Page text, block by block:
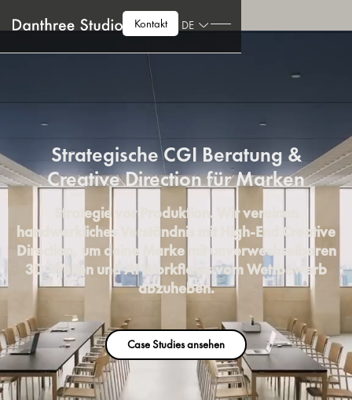
Kontakt DE
Strategische CGI Beratung &
Creative Direction für Marken
Strategie vor Produktion. Wir vereinen
handwerkliches Verständnis mit High-End Creative
Direction, um deine Marke mit unverwechselbaren
3D-Welten und AI Workflows vom Wettbewerb
abzuheben.
Case Studies ansehen